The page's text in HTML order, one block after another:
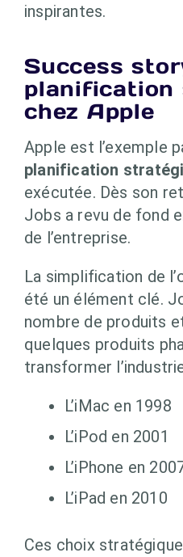
inspirantes.
Success
planification
chez Apple
Apple est l’exemple
planification
exécutée. Dès son
Jobs a revu de fond
de l’entreprise.
La simplification de
été un élément clé.
nombre de produits
quelques produits
transformer
L’iMac en 1998
L’iPod en 2001
L’iPhone en
L’iPad en 2010
Ces choix